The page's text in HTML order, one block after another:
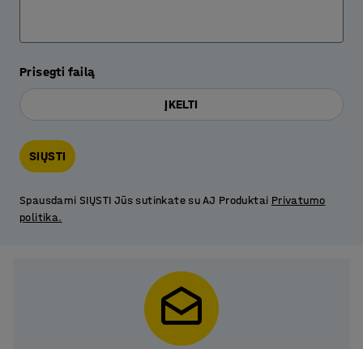
Prisegti failą
ĮKELTI
SIŲSTI
Spausdami SIŲSTI Jūs sutinkate su AJ Produktai Privatumo
politika.